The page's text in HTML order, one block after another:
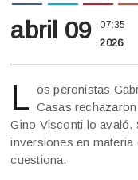
abril 09 07:35
2026
L os peronistas
Casas
Gino Visconti lo avaló.
inversiones en
cuestiona.